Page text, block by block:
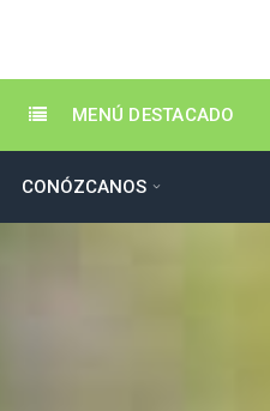
MENÚ DESTACADO
CONÓZCANOS